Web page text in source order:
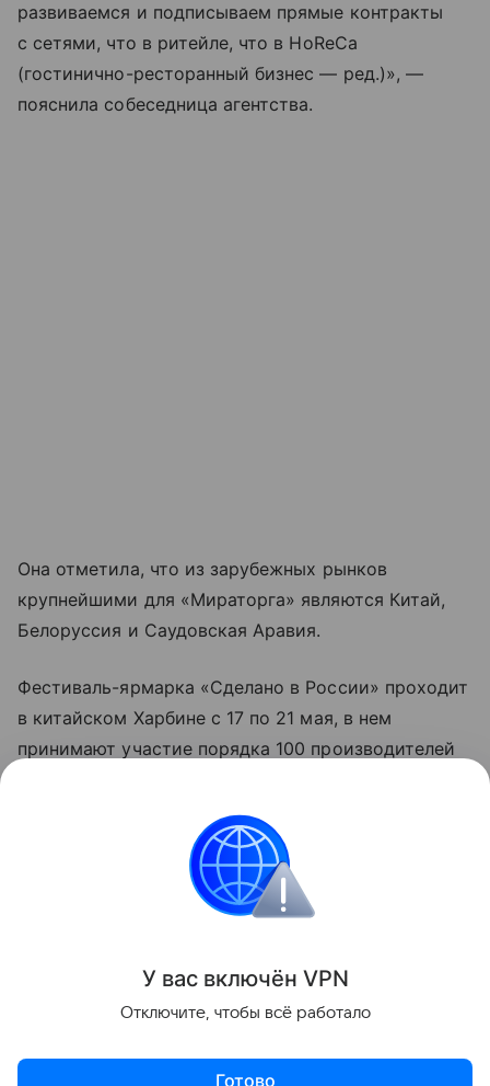
развиваемся и подписываем прямые контракты
с сетями, что в ритейле, что в HoReCa
(гостинично-ресторанный бизнес — ред.)», —
пояснила собеседница агентства.
Она отметила, что из зарубежных рынков
крупнейшими для «Мираторга» являются Китай,
Белоруссия и Саудовская Аравия.
Фестиваль-ярмарка «Сделано в России» проходит
в китайском Харбине с 17 по 21 мая, в нем
принимают участие порядка 100 производителей
Данная информация носит исключительно
информационный (ознакомительный) характер
и не является индивидуальной инвестиционной
У вас включён VPN
Отключите, чтобы всё работало
Готово